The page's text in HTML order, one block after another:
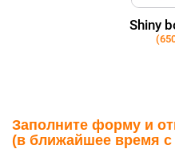
Shiny
Заполните форму и
(в ближайшее время